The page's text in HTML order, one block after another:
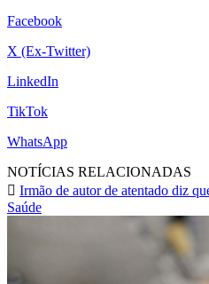
Facebook
X (Ex-Twitter)
LinkedIn
TikTok
WhatsApp
NOTÍCIAS RELACIONADAS
Irmão de autor de atentado diz
Saúde